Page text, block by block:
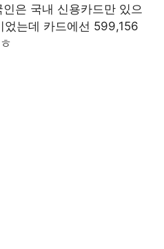
은 국내 신용카드만 있으
는데 카드에선 599,156